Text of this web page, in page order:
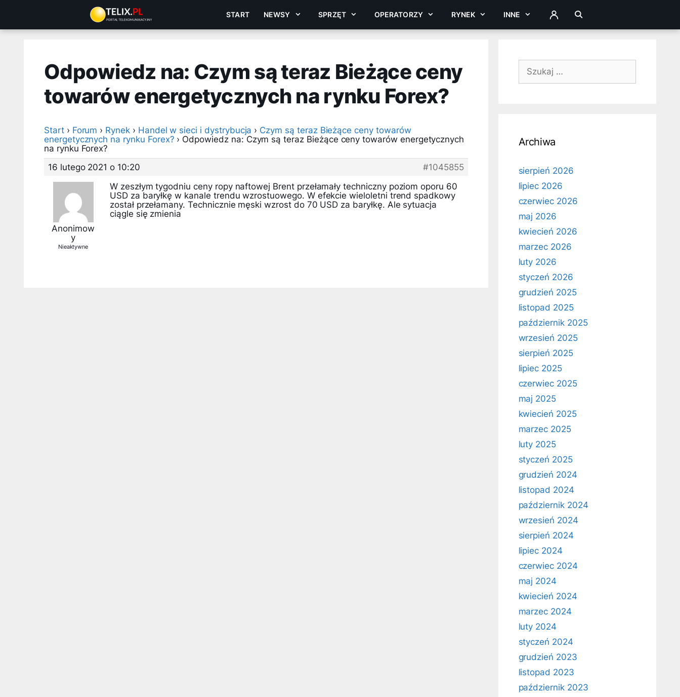
treści
START NEWSY SPRZĘT OPERATORZY RYNEK INNE ZALOGUJ
Odpowiedz na: Czym są teraz Bieżące ceny
towarów energetycznych na rynku Forex?
Start › Forum › Rynek › Handel w sieci i dystrybucja › Czym są teraz Bieżące ceny towarów
energetycznych na rynku Forex? › Odpowiedz na: Czym są teraz Bieżące ceny towarów energetycznych
na rynku Forex?
16 lutego 2021 o 10:20
#1045855
Anonimow
y
Nieaktywne
W zeszłym tygodniu ceny ropy naftowej Brent przełamały techniczny poziom oporu 60
USD za baryłkę w kanale trendu wzrostuowego. W efekcie wieloletni trend spadkowy
został przełamany. Technicznie męski wzrost do 70 USD za baryłkę. Ale sytuacja
ciągle się zmienia
Szukaj:
Archiwa
sierpień 2026
lipiec 2026
czerwiec 2026
maj 2026
kwiecień 2026
marzec 2026
luty 2026
styczeń 2026
grudzień 2025
listopad 2025
październik 2025
wrzesień 2025
sierpień 2025
lipiec 2025
czerwiec 2025
maj 2025
kwiecień 2025
marzec 2025
luty 2025
styczeń 2025
grudzień 2024
listopad 2024
październik 2024
wrzesień 2024
sierpień 2024
lipiec 2024
czerwiec 2024
maj 2024
kwiecień 2024
marzec 2024
luty 2024
styczeń 2024
grudzień 2023
listopad 2023
październik 2023